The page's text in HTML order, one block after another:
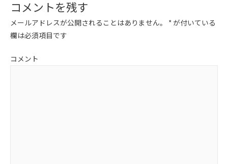
コメントを残す
メールアドレスが公開されることはありません。 * が付いている
欄は必須項目です
コメント